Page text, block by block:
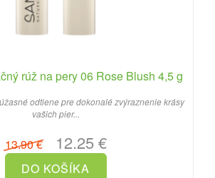
rúž na pery 06 Rose Blush 4,5 g
odtiene pre dokonalé zvýraznenie krásy
vašich pier...
13.90 €12.25 €